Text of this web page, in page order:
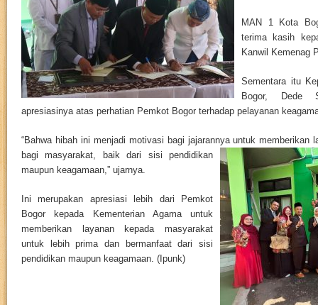
MAN 1 Kota
terima kasih
Kanwil Kemenag
Sementara itu
Bogor, Dede
apresiasinya atas perhatian Pemkot Bogor terhadap pelayanan
“Bahwa hibah ini menjadi motivasi bagi jajarannya untuk memberikan
bagi masyarakat, baik dari sisi pendidikan
maupun keagamaan,” ujarnya.
Ini merupakan apresiasi lebih dari Pemkot
Bogor kepada Kementerian Agama untuk
memberikan layanan kepada masyarakat
untuk lebih prima dan bermanfaat dari sisi
pendidikan maupun keagamaan. (Ipunk)